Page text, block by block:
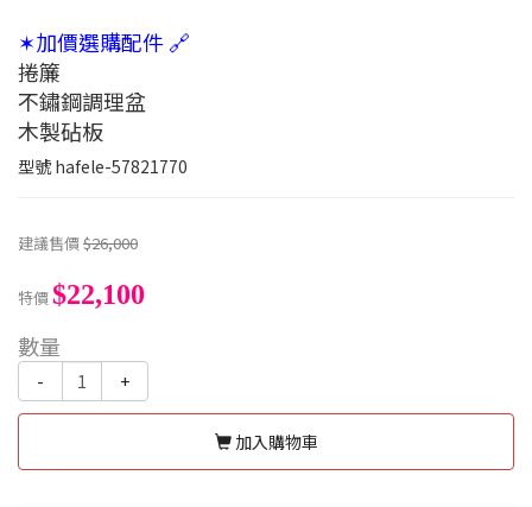
✶加價選購配件 🔗
捲簾
不鏽鋼調理盆
木製砧板
型號hafele-57821770
建議售價$26,000
特價$22,100
數量
- +
加入購物車